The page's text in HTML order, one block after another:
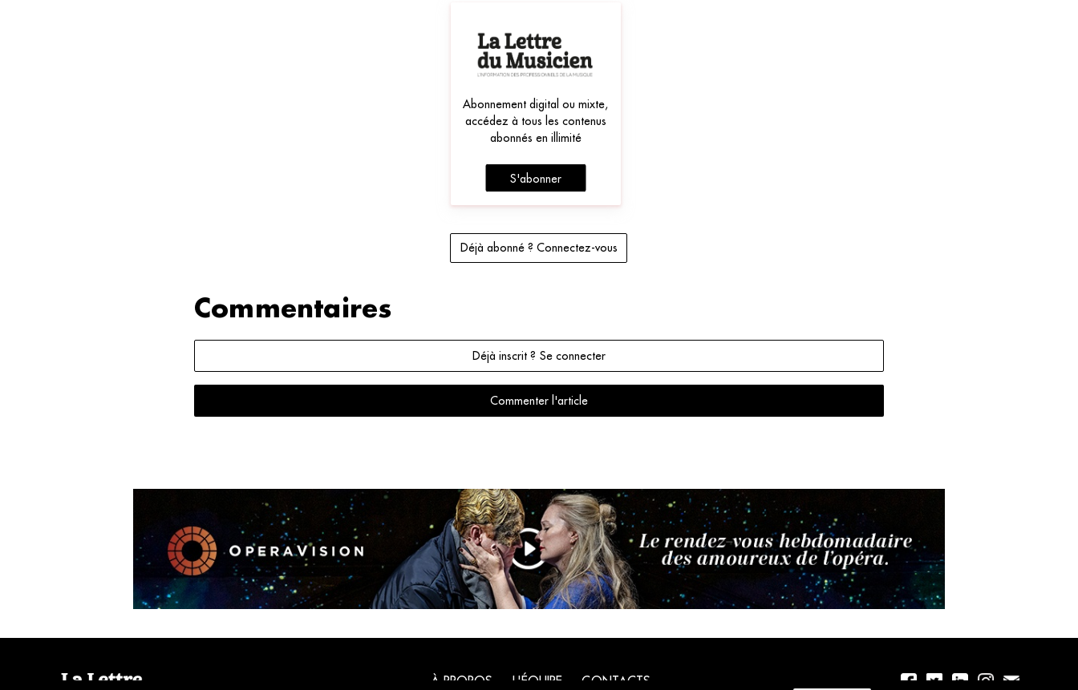
Abonnement digital ou mixte,
accédez à tous les contenus
abonnés en illimité
S'abonner
Déjà abonné ? Connectez-vous
Commentaires
Déjà inscrit ? Se connecter
Commenter l'article
À PROPOS L'ÉQUIPE CONTACTS